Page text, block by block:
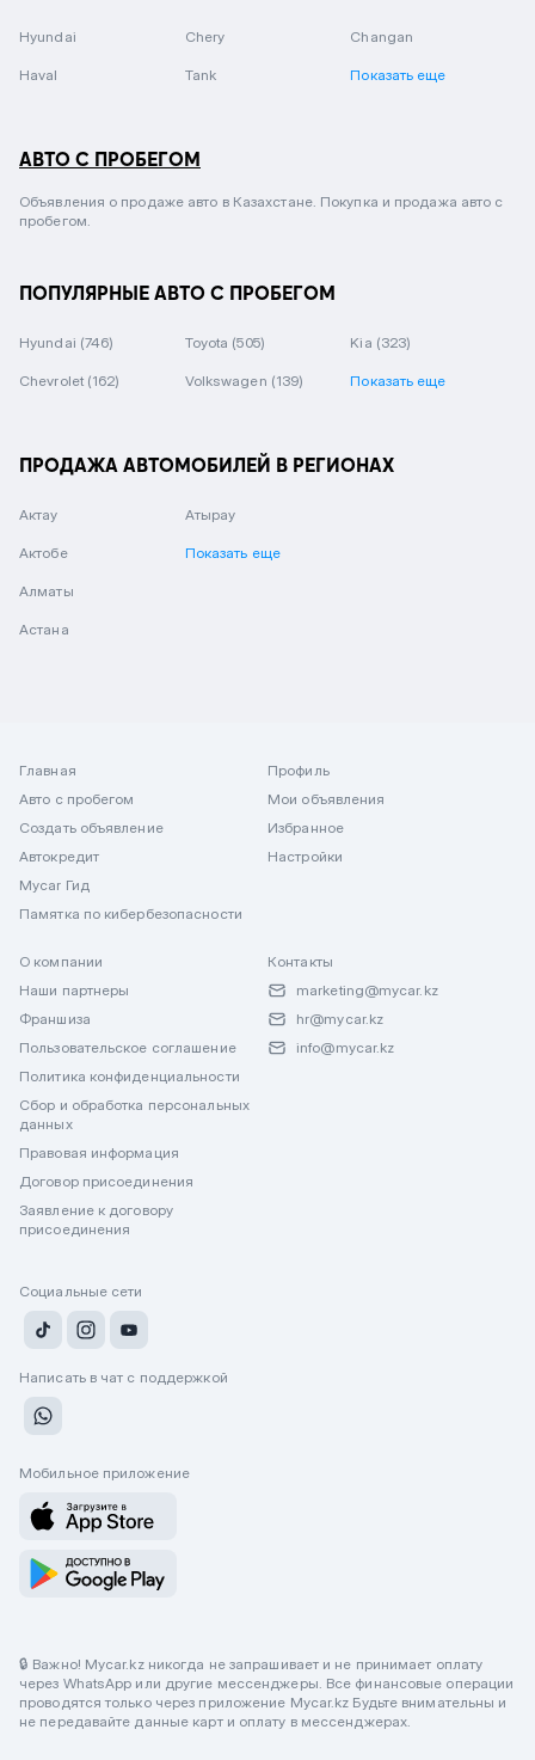
Hyundai Chery Changan
Haval Tank Показать еще
АВТО С ПРОБЕГОМ
Объявления о продаже авто в Казахстане. Покупка и продажа авто с
пробегом.
ПОПУЛЯРНЫЕ АВТО С ПРОБЕГОМ
Hyundai (746) Toyota (505) Kia (323)
Chevrolet (162) Volkswagen (139) Показать еще
ПРОДАЖА АВТОМОБИЛЕЙ В РЕГИОНАХ
Актау
Актобе
Алматы
Астана
Атырау
Показать еще
Главная
Авто с пробегом
Создать объявление
Автокредит
Mycar Гид
Памятка по кибербезопасности
Профиль
Мои объявления
Избранное
Настройки
О компании
Наши партнеры
Франшиза
Пользовательское соглашение
Политика конфиденциальности
Сбор и обработка персональных
данных
Правовая информация
Договор присоединения
Заявление к договору
присоединения
Контакты
marketing@mycar.kz
hr@mycar.kz
info@mycar.kz
Социальные сети
Написать в чат с поддержкой
Мобильное приложение
🔒 Важно! Mycar.kz никогда не запрашивает и не принимает оплату
через WhatsApp или другие мессенджеры. Все финансовые операции
проводятся только через приложение Mycar.kz Будьте внимательны и
не передавайте данные карт и оплату в мессенджерах.